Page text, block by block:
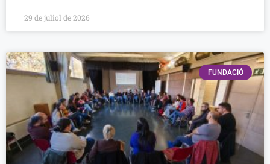
29 de juliol de 2026
FUNDACIÓ